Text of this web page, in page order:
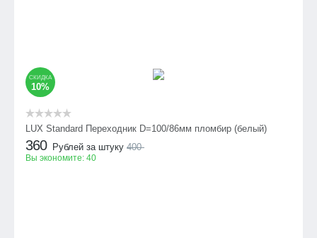
СКИДКА
10%
LUX Standard Переходник D=100/86мм пломбир (белый)
360 Рублей за штуку 400
Вы экономите: 40